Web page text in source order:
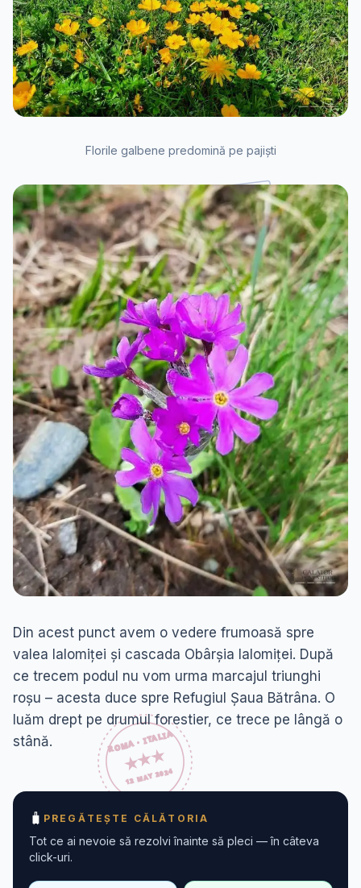
Florile galbene predomină pe pajiști
Din acest punct avem o vedere frumoasă spre
valea Ialomiței și cascada Obârșia Ialomiței. După
ce trecem podul nu vom urma marcajul triunghi
roșu – acesta duce spre Refugiul Șaua Bătrâna. O
luăm drept pe drumul forestier, ce trece pe lângă o
stână.
🧳 PREGĂTEȘTE CĂLĂTORIA
Tot ce ai nevoie să rezolvi înainte să pleci — în câteva
click-uri.